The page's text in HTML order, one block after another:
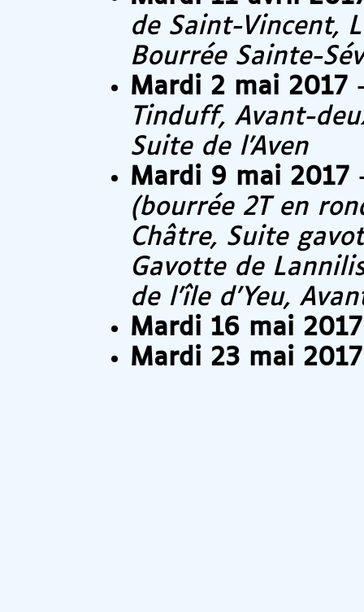
de Saint-Vincent,
Bourrée Sainte-
Mardi 2 mai 2017
Tinduff, Avant-
Suite de l’Aven
Mardi 9 mai 2017
(bourrée 2T en
Châtre, Suite
Gavotte de
de l’île d’Yeu,
Mardi 16 mai 2017
Mardi 23 mai 2017